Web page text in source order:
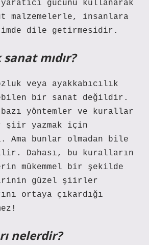
gücünü kullanarak
malzemelerle, insanlara
dile getirmesidir.
mıdır?
veya ayakkabıcılık
bir sanat değildir.
yöntemler ve kurallar
şiir yazmak için
Ama bunlar olmadan bile
Dahası, bu kuralların
mükemmel bir şekilde
güzel şiirler
ortaya çıkardığı
nelerdir?